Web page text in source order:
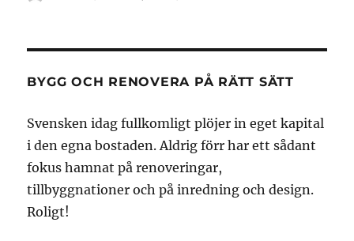
BYGG OCH RENOVERA PÅ RÄTT SÄTT
Svensken idag fullkomligt plöjer in eget kapital
i den egna bostaden. Aldrig förr har ett sådant
fokus hamnat på renoveringar,
tillbyggnationer och på inredning och design.
Roligt!